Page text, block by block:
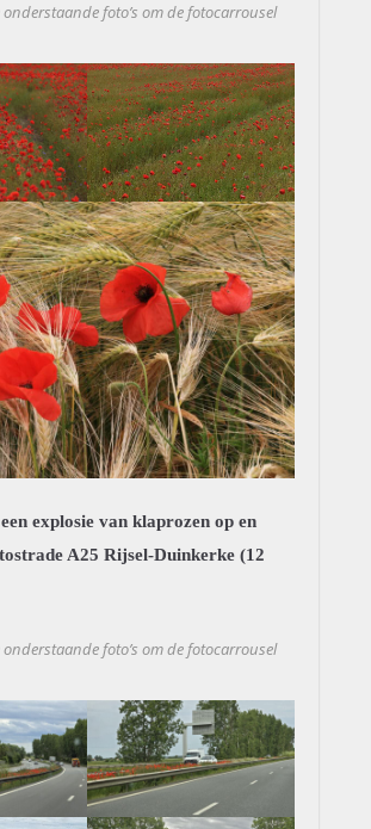
foto’s om de fotocarrousel
explosie van klaprozen op en
A25 Rijsel-Duinkerke (12
foto’s om de fotocarrousel